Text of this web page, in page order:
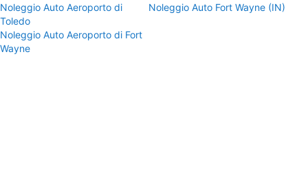
Noleggio Auto Aeroporto di
Toledo
Noleggio Auto Fort Wayne (IN)
Noleggio Auto Aeroporto di Fort
Wayne